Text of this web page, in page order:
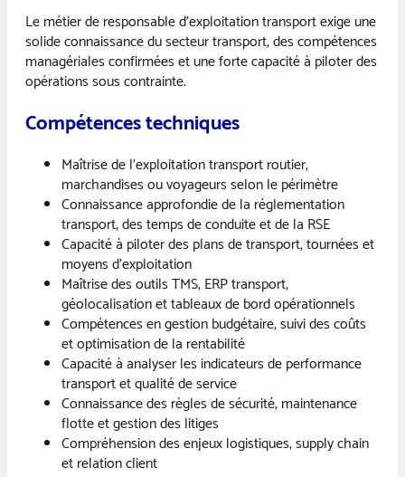
Le métier de responsable d’exploitation transport exige une
solide connaissance du secteur transport, des compétences
managériales confirmées et une forte capacité à piloter des
opérations sous contrainte.
Compétences techniques
Maîtrise de l’exploitation transport routier,
marchandises ou voyageurs selon le périmètre
Connaissance approfondie de la réglementation
transport, des temps de conduite et de la RSE
Capacité à piloter des plans de transport, tournées et
moyens d’exploitation
Maîtrise des outils TMS, ERP transport,
géolocalisation et tableaux de bord opérationnels
Compétences en gestion budgétaire, suivi des coûts
et optimisation de la rentabilité
Capacité à analyser les indicateurs de performance
transport et qualité de service
Connaissance des règles de sécurité, maintenance
flotte et gestion des litiges
Compréhension des enjeux logistiques, supply chain
et relation client